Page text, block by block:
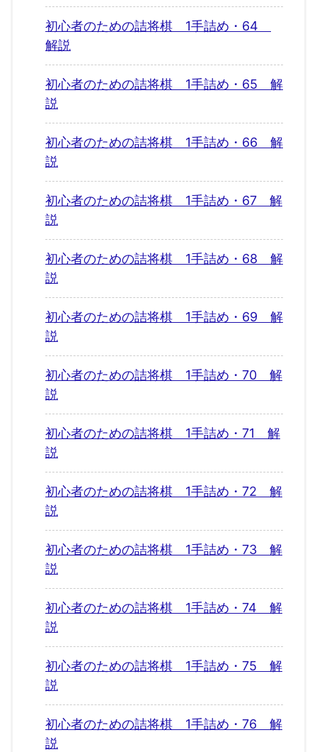
初心者のための詰将棋 1手詰め・64
解説
初心者のための詰将棋 1手詰め・65 解
説
初心者のための詰将棋 1手詰め・66 解
説
初心者のための詰将棋 1手詰め・67 解
説
初心者のための詰将棋 1手詰め・68 解
説
初心者のための詰将棋 1手詰め・69 解
説
初心者のための詰将棋 1手詰め・70 解
説
初心者のための詰将棋 1手詰め・71 解
説
初心者のための詰将棋 1手詰め・72 解
説
初心者のための詰将棋 1手詰め・73 解
説
初心者のための詰将棋 1手詰め・74 解
説
初心者のための詰将棋 1手詰め・75 解
説
初心者のための詰将棋 1手詰め・76 解
説